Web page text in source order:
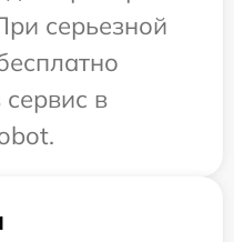
серьезной
в